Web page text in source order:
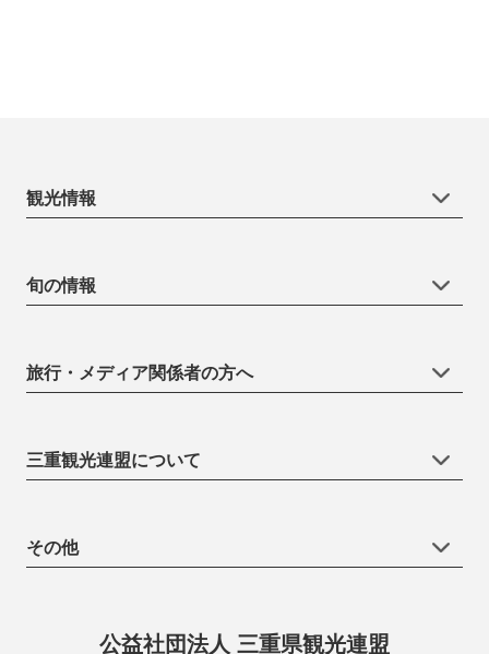
観光情報
旬の情報
旅行・メディア関係者の方へ
三重観光連盟について
その他
公益社団法人 三重県観光連盟